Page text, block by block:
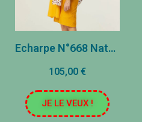
Echarpe N°668 Natural
105,00 €
JE LE VEUX !